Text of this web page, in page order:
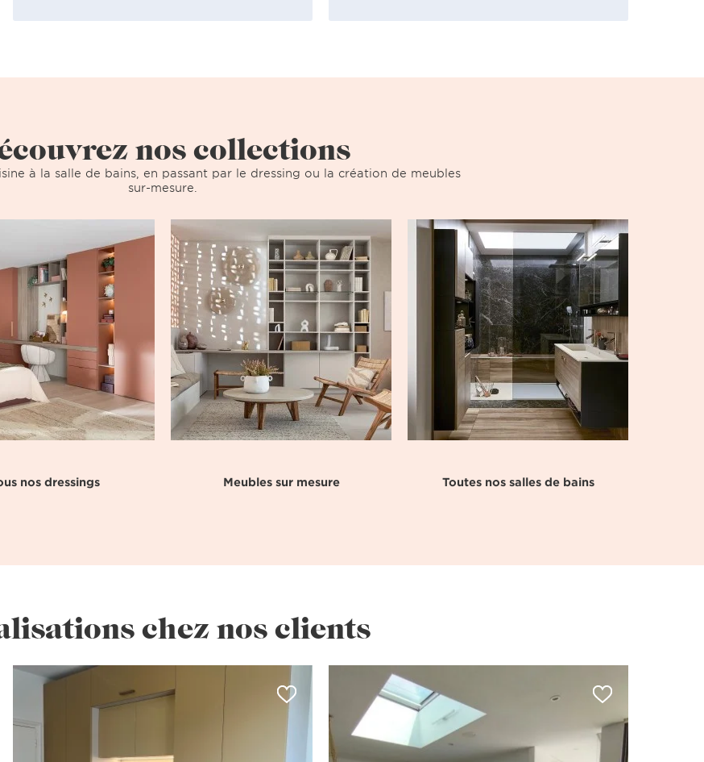
nos collections
à la salle de bains, en passant par le dressing ou la création de meubles
sur-mesure.
nos dressings Meubles sur mesure Toutes nos salles de bains
chez nos clients